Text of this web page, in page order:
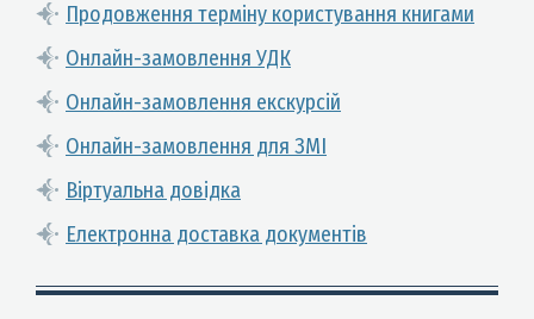
Продовження терміну користування книгами
Онлайн-замовлення УДК
Онлайн-замовлення екскурсій
Онлайн-замовлення для ЗМІ
Віртуальна довідка
Електронна доставка документів